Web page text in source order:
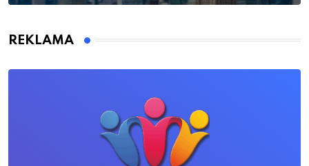
REKLAMA